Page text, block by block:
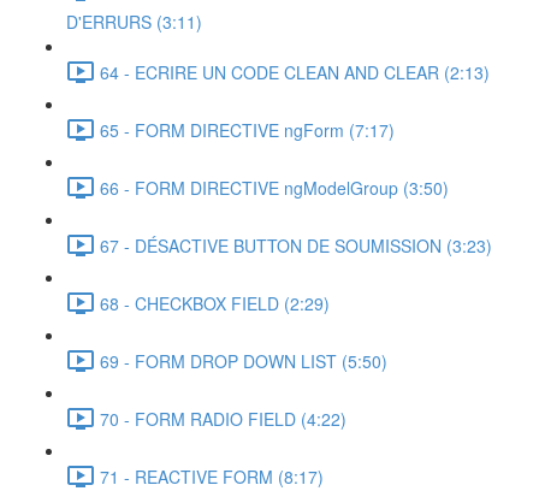
D'ERRURS (3:11)
64 - ECRIRE UN CODE CLEAN AND CLEAR (2:13)
65 - FORM DIRECTIVE ngForm (7:17)
66 - FORM DIRECTIVE ngModelGroup (3:50)
67 - DÉSACTIVE BUTTON DE SOUMISSION (3:23)
68 - CHECKBOX FIELD (2:29)
69 - FORM DROP DOWN LIST (5:50)
70 - FORM RADIO FIELD (4:22)
71 - REACTIVE FORM (8:17)